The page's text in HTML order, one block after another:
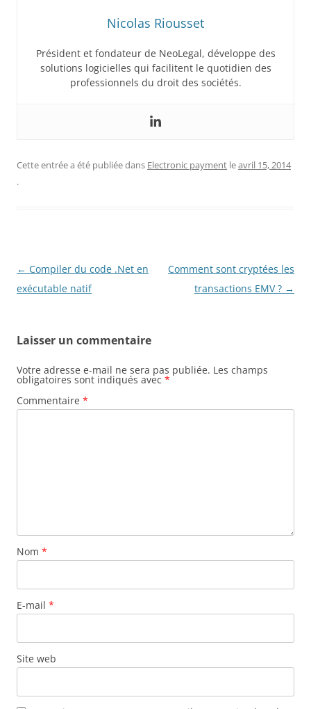
Nicolas Riousset
Président et fondateur de NeoLegal, développe des
solutions logicielles qui facilitent le quotidien des
professionnels du droit des sociétés.
Cette entrée a été publiée dans Electronic payment leavril 15, 2014
.
Navigation
des
← Compiler du code .Net en
exécutable natif
Comment sont cryptées les
transactions EMV ? →
Laisser un commentaire
Votre adresse e-mail ne sera pas publiée. Les champs
obligatoires sont indiqués avec *
Commentaire *
Nom *
E-mail *
Site web